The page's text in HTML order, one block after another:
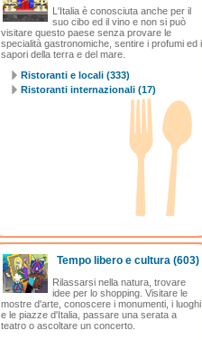
L'Italia è conosciuta anche per il
suo cibo ed il vino e non si può
visitare questo paese senza provare le
specialità gastronomiche, sentire i profumi ed i
sapori della terra e del mare.
Ristoranti e locali (333)
Ristoranti internazionali (17)
Tempo libero e cultura (603)
Rilassarsi nella natura, trovare
idee per lo shopping. Visitare le
mostre d'arte, conoscere i monumenti, i luoghi
e le piazze d'Italia, passare una serata a
teatro o ascoltare un concerto.